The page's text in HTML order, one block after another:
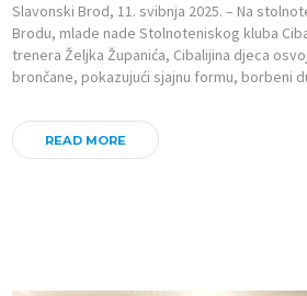
Slavonski Brod, 11. svibnja 2025. – Na
Brodu, mlade nade Stolnoteniskog kluba
trenera Željka Županića, Cibalijina djeca
brončane, pokazujući sjajnu formu, borbeni
READ MORE